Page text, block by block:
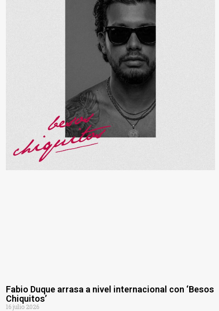
Fabio Duque arrasa a nivel internacional con ‘Besos
Chiquitos’
16 julio 2026